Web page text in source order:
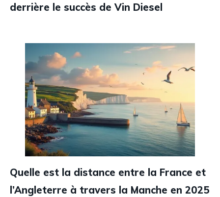
derrière le succès de Vin Diesel
Quelle est la distance entre la France et
l’Angleterre à travers la Manche en 2025